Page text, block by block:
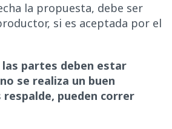
la propuesta, debe ser
si es aceptada por el
las partes deben estar
se realiza un buen
pueden correr